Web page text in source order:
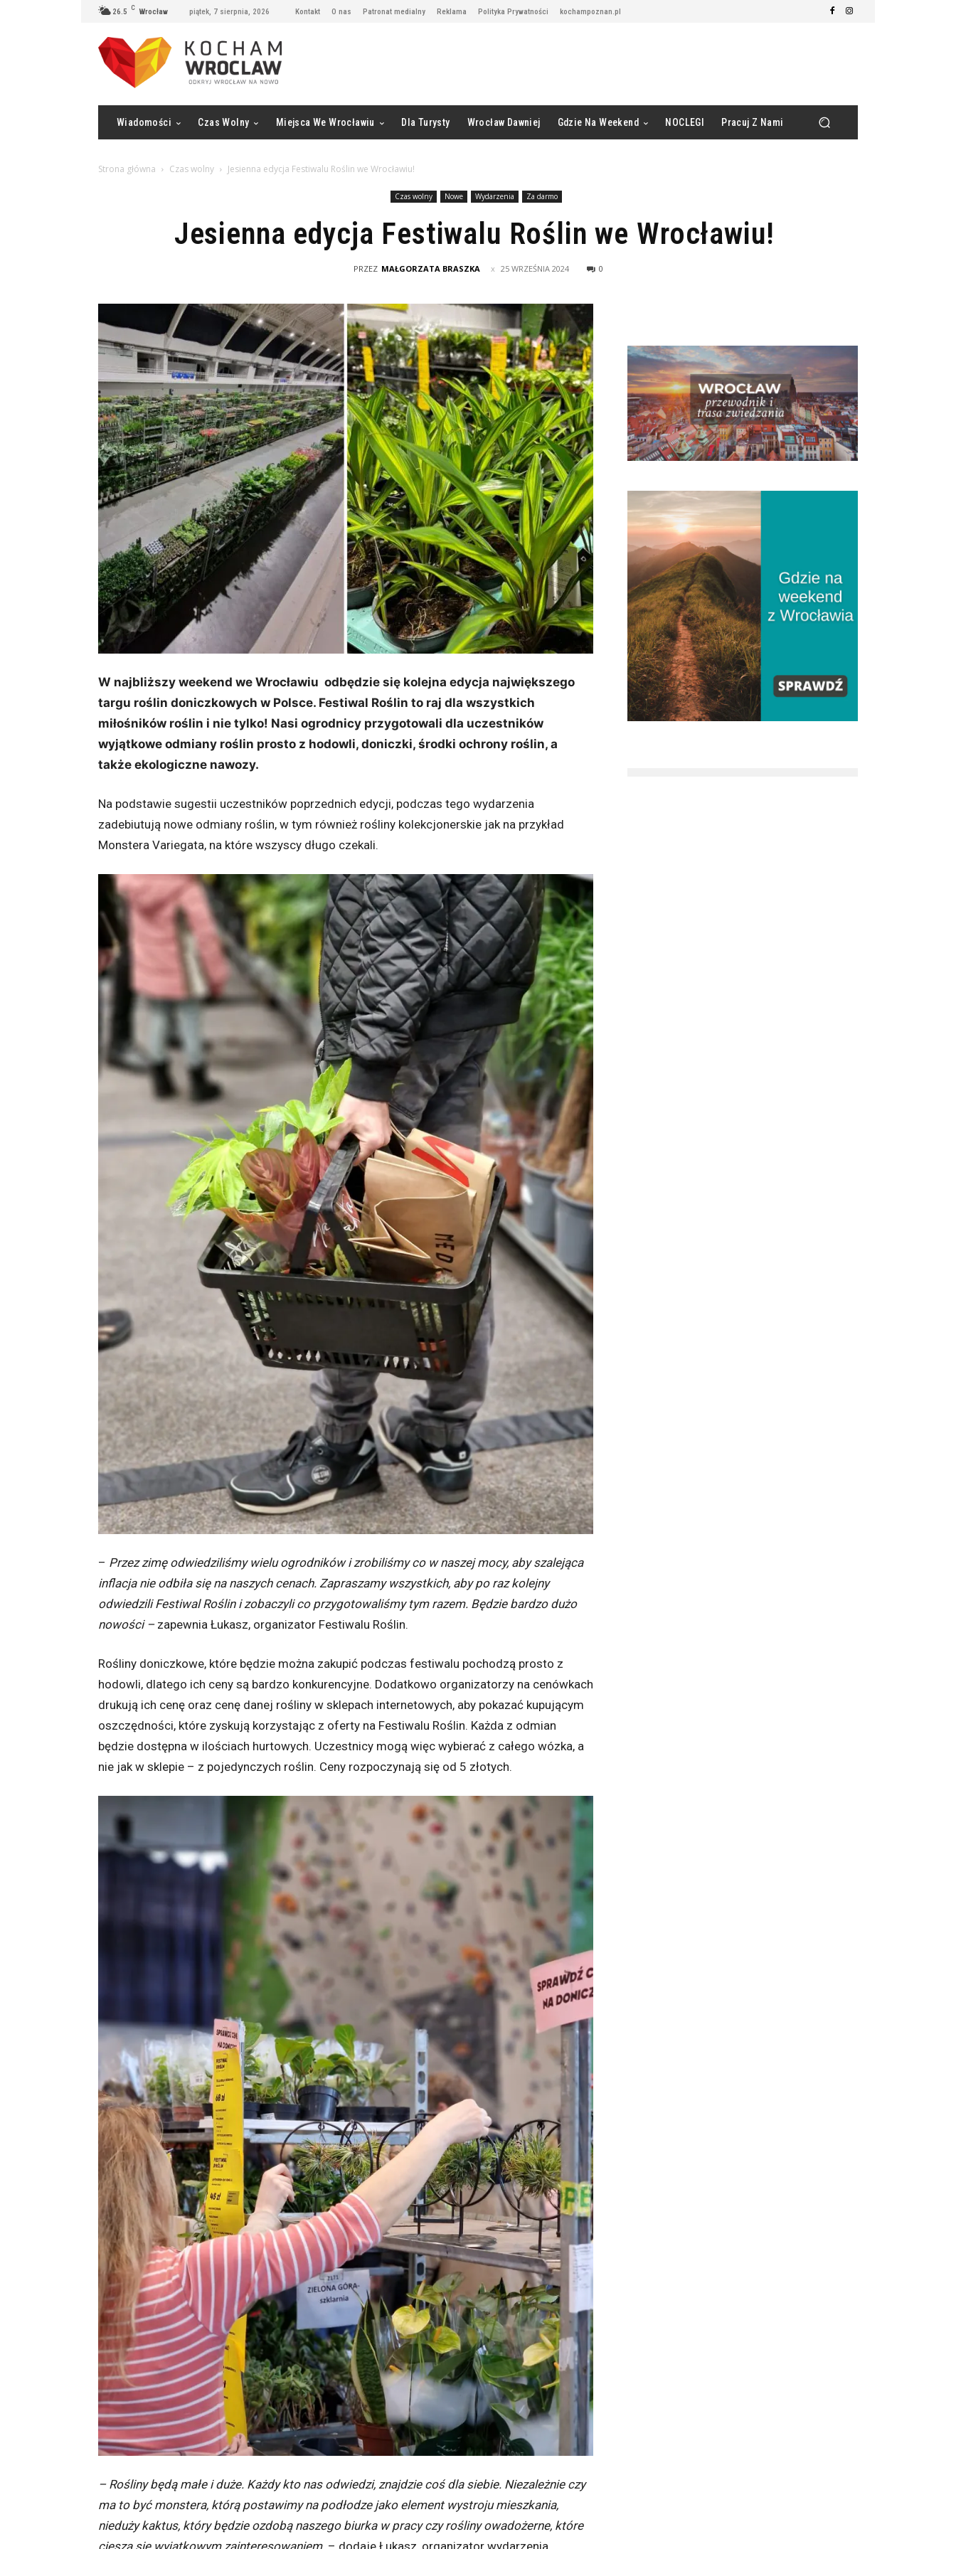
26.5 C Wrocław piątek, 7 sierpnia, 2026 Kontakt O nas Patronat medialny Reklama Polityka Prywatności kochampoznan.pl
Wiadomości Czas Wolny Miejsca We Wrocławiu Dla Turysty Wrocław Dawniej Gdzie Na Weekend NOCLEGI Pracuj Z Nami
Strona główna Czas wolny Jesienna edycja Festiwalu Roślin we Wrocławiu!
Czas wolny Nowe Wydarzenia Za darmo
Jesienna edycja Festiwalu Roślin we Wrocławiu!
PRZEZ MAŁGORZATA BRASZKA 25 WRZEŚNIA 2024 0
W najbliższy weekend we Wrocławiu odbędzie się kolejna edycja największego
targu roślin doniczkowych w Polsce. Festiwal Roślin to raj dla wszystkich
miłośników roślin i nie tylko! Nasi ogrodnicy przygotowali dla uczestników
wyjątkowe odmiany roślin prosto z hodowli, doniczki, środki ochrony roślin, a
także ekologiczne nawozy.
Na podstawie sugestii uczestników poprzednich edycji, podczas tego wydarzenia
zadebiutują nowe odmiany roślin, w tym również rośliny kolekcjonerskie jak na przykład
Monstera Variegata, na które wszyscy długo czekali.
– Przez zimę odwiedziliśmy wielu ogrodników i zrobiliśmy co w naszej mocy, aby szalejąca
inflacja nie odbiła się na naszych cenach. Zapraszamy wszystkich, aby po raz kolejny
odwiedzili Festiwal Roślin i zobaczyli co przygotowaliśmy tym razem. Będzie bardzo dużo
nowości – zapewnia Łukasz, organizator Festiwalu Roślin.
Rośliny doniczkowe, które będzie można zakupić podczas festiwalu pochodzą prosto z
hodowli, dlatego ich ceny są bardzo konkurencyjne. Dodatkowo organizatorzy na cenówkach
drukują ich cenę oraz cenę danej rośliny w sklepach internetowych, aby pokazać kupującym
oszczędności, które zyskują korzystając z oferty na Festiwalu Roślin. Każda z odmian
będzie dostępna w ilościach hurtowych. Uczestnicy mogą więc wybierać z całego wózka, a
nie jak w sklepie – z pojedynczych roślin. Ceny rozpoczynają się od 5 złotych.
– Rośliny będą małe i duże. Każdy kto nas odwiedzi, znajdzie coś dla siebie. Niezależnie czy
ma to być monstera, którą postawimy na podłodze jako element wystroju mieszkania,
nieduży kaktus, który będzie ozdobą naszego biurka w pracy czy rośliny owadożerne, które